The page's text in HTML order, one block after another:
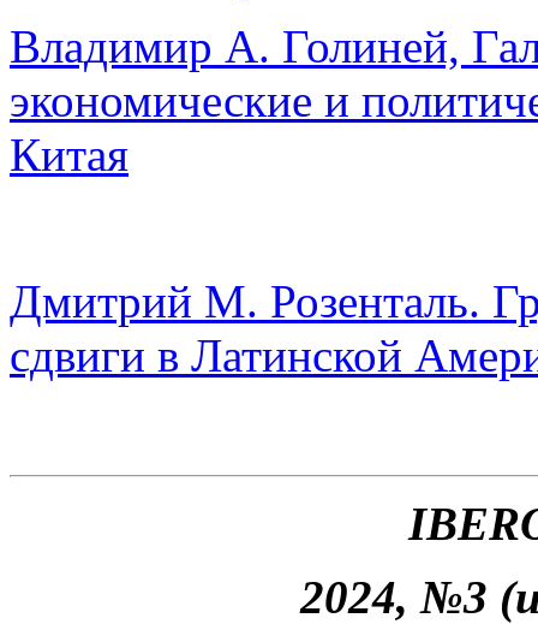
Владимир А. Голиней,
экономические и
Китая
Дмитрий М. Розенталь.
сдвиги в Латинской
2024, №3